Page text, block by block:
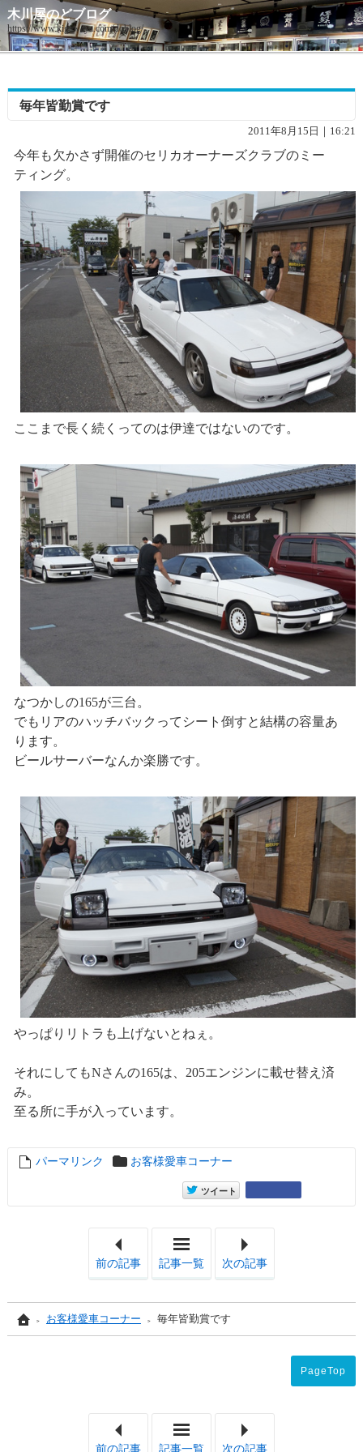
木川屋のどブログ
https://www.kigawaya.com/doblog/
毎年皆勤賞です
2011年8月15日｜16:21
今年も欠かさず開催のセリカオーナーズクラブのミー
ティング。
ここまで長く続くってのは伊達ではないのです。
なつかしの165が三台。
でもリアのハッチバックってシート倒すと結構の容量あ
ります。
ビールサーバーなんか楽勝です。
やっぱりリトラも上げないとねぇ。
それにしてもNさんの165は、205エンジンに載せ替え済
み。
至る所に手が入っています。
entry6769
パーマリンク お客様愛車コーナー
entry6769
ツイート
前の記事 記事一覧 次の記事
Homeお客様愛車コーナー 毎年皆勤賞です
PageTop
前の記事 記事一覧 次の記事